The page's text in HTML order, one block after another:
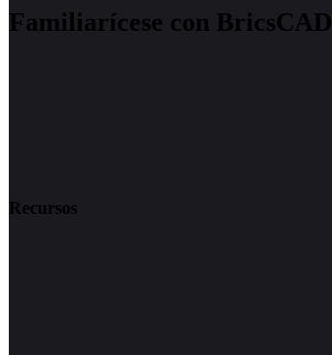
Familiarícese con BricsCAD
Recursos